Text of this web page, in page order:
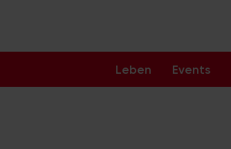
Leben Events